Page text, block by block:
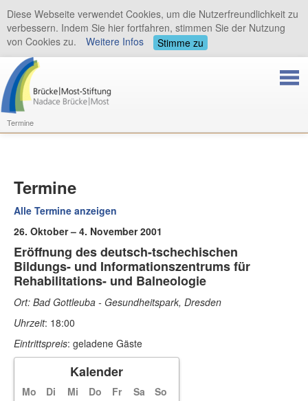
Termine
Termine
Alle Termine anzeigen
26. Oktober – 4. November 2001
Eröffnung des deutsch-tschechischen
Bildungs- und Informationszentrums für
Rehabilitations- und Balneologie
Ort: Bad Gottleuba - Gesundheitspark, Dresden
Uhrzeit: 18:00
Eintrittspreis: geladene Gäste
Kalender
Mo Di Mi Do Fr Sa
So
Diese Webseite verwendet Cookies, um die Nutzerfreundlichkeit zu
verbessern. Indem Sie hier fortfahren, stimmen Sie der Nutzung
von Cookies zu.
Weitere Infos Stimme zu